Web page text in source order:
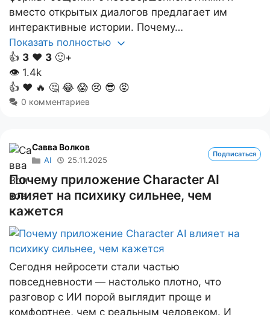
вместо открытых диалогов предлагает им
интерактивные истории. Почему…
Показать полностью
👍 3 ❤️ 3 🙂+
👁 1.4k
👍 ❤️ 🔥 🤔 😂 😱 😢 😎 😡
0 комментариев
Савва Волков
AI 25.11.2025
Подписаться
Почему приложение Character AI
влияет на психику сильнее, чем
кажется
Сегодня нейросети стали частью
повседневности — настолько плотно, что
разговор с ИИ порой выглядит проще и
комфортнее, чем с реальным человеком. И